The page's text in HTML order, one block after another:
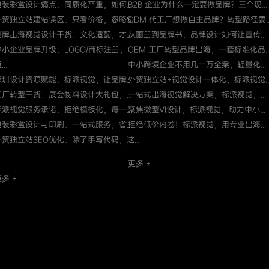
装彩盒设计痛点：同质化严重，如何...
贸独立站建站误区：只看价格，忽略S...
牌出海视觉设计干货：文化适配，才...
企业品牌升级：LOGO/商标注册，
圳设计资源赋能：标派视觉，让品牌...
厂转型干货：展会物料设计大礼包，...
派视觉服务承诺：拒绝模板化，每一...
装彩盒设计与印刷：一站式服务，省...
独立站SEO优化：除了手写代码，这...
多 +
B2B 企业为什么一定要做品牌？三个现...
ODM 代工厂想做自主品牌？转型路径要
从画册到品牌书：品牌设计如何让宣传...
OEM 工厂转型品牌出海，一套标准化品
中小跨境企业不用几十万全案，轻量化...
外贸独立站+视觉设计一体化，标派视觉
一站式出海视觉解决方案，标派视觉，...
聚焦微型VI设计，标派视觉，助力中小...
拒绝低价内卷！标派视觉，用专业出海...
更多 +